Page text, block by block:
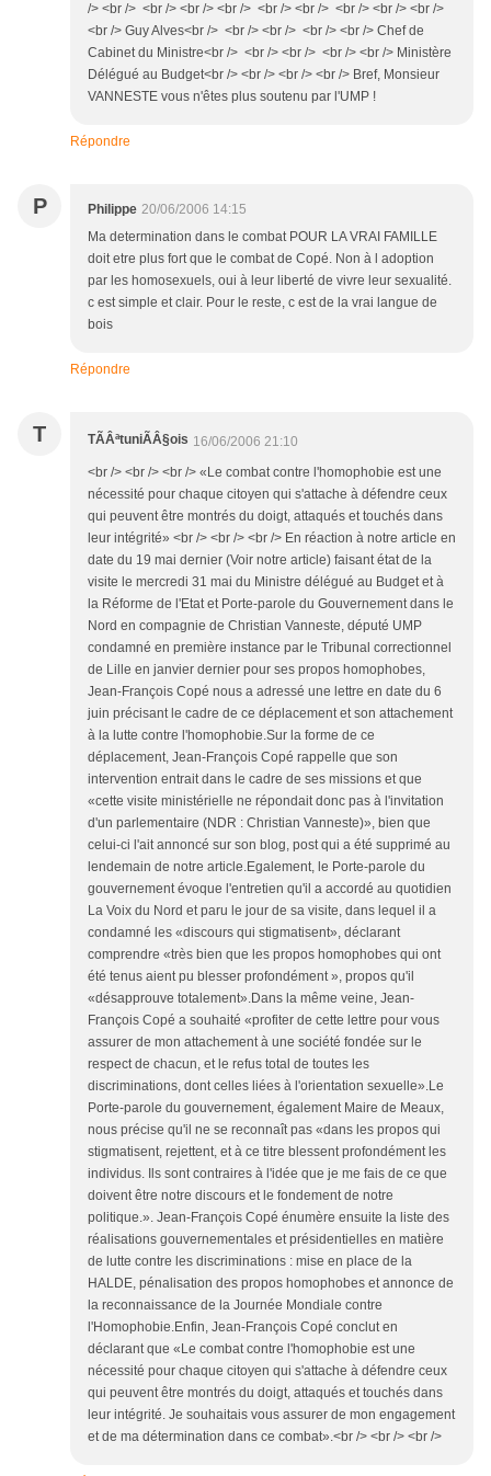
/> <br /> <br /> <br /> <br /> <br /> <br /> <br /> <br /> <br />
<br /> Guy Alves<br /> <br /> <br /> <br /> <br /> Chef de
Cabinet du Ministre<br /> <br /> <br /> <br /> <br /> Ministère
Délégué au Budget<br /> <br /> <br /> <br /> Bref, Monsieur
VANNESTE vous n'êtes plus soutenu par l'UMP !
Répondre
P Philippe 20/06/2006 14:15
Ma determination dans le combat POUR LA VRAI FAMILLE
doit etre plus fort que le combat de Copé. Non à l adoption
par les homosexuels, oui à leur liberté de vivre leur sexualité.
c est simple et clair. Pour le reste, c est de la vrai langue de
bois
Répondre
T TÃÂªtuniÃÂ§ois 16/06/2006 21:10
<br /> <br /> <br /> «Le combat contre l'homophobie est une
nécessité pour chaque citoyen qui s'attache à défendre ceux
qui peuvent être montrés du doigt, attaqués et touchés dans
leur intégrité» <br /> <br /> <br /> En réaction à notre article en
date du 19 mai dernier (Voir notre article) faisant état de la
visite le mercredi 31 mai du Ministre délégué au Budget et à
la Réforme de l'Etat et Porte-parole du Gouvernement dans le
Nord en compagnie de Christian Vanneste, député UMP
condamné en première instance par le Tribunal correctionnel
de Lille en janvier dernier pour ses propos homophobes,
Jean-François Copé nous a adressé une lettre en date du 6
juin précisant le cadre de ce déplacement et son attachement
à la lutte contre l'homophobie.Sur la forme de ce
déplacement, Jean-François Copé rappelle que son
intervention entrait dans le cadre de ses missions et que
«cette visite ministérielle ne répondait donc pas à l'invitation
d'un parlementaire (NDR : Christian Vanneste)», bien que
celui-ci l'ait annoncé sur son blog, post qui a été supprimé au
lendemain de notre article.Egalement, le Porte-parole du
gouvernement évoque l'entretien qu'il a accordé au quotidien
La Voix du Nord et paru le jour de sa visite, dans lequel il a
condamné les «discours qui stigmatisent», déclarant
comprendre «très bien que les propos homophobes qui ont
été tenus aient pu blesser profondément », propos qu'il
«désapprouve totalement».Dans la même veine, Jean-
François Copé a souhaité «profiter de cette lettre pour vous
assurer de mon attachement à une société fondée sur le
respect de chacun, et le refus total de toutes les
discriminations, dont celles liées à l'orientation sexuelle».Le
Porte-parole du gouvernement, également Maire de Meaux,
nous précise qu'il ne se reconnaît pas «dans les propos qui
stigmatisent, rejettent, et à ce titre blessent profondément les
individus. Ils sont contraires à l'idée que je me fais de ce que
doivent être notre discours et le fondement de notre
politique.». Jean-François Copé énumère ensuite la liste des
réalisations gouvernementales et présidentielles en matière
de lutte contre les discriminations : mise en place de la
HALDE, pénalisation des propos homophobes et annonce de
la reconnaissance de la Journée Mondiale contre
l'Homophobie.Enfin, Jean-François Copé conclut en
déclarant que «Le combat contre l'homophobie est une
nécessité pour chaque citoyen qui s'attache à défendre ceux
qui peuvent être montrés du doigt, attaqués et touchés dans
leur intégrité. Je souhaitais vous assurer de mon engagement
et de ma détermination dans ce combat».<br /> <br /> <br />